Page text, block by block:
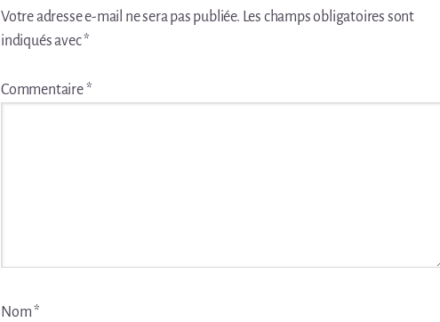
Votre adresse e-mail ne sera pas publiée. Les champs obligatoires sont
indiqués avec*
Commentaire*
Nom*